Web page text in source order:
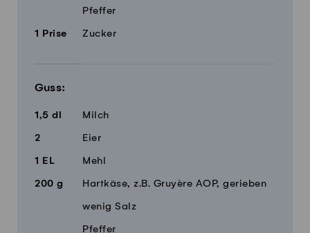
Pfeffer
1 Prise Zucker
Guss:
1,5 dl Milch
2 Eier
1 EL Mehl
200 g Hartkäse, z.B. Gruyère AOP, gerieben
wenig Salz
Pfeffer